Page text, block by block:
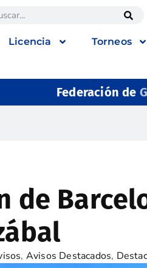
Licencia Torneos
Federación de
de
, Avisos Destacados,